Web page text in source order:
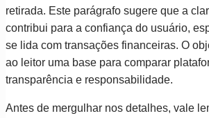
retirada. Este parágrafo sugere que a
contribui para a confiança do usuário,
se lida com transações financeiras. O
ao leitor uma base para comparar
transparência e responsabilidade.
Antes de mergulhar nos detalhes, vale